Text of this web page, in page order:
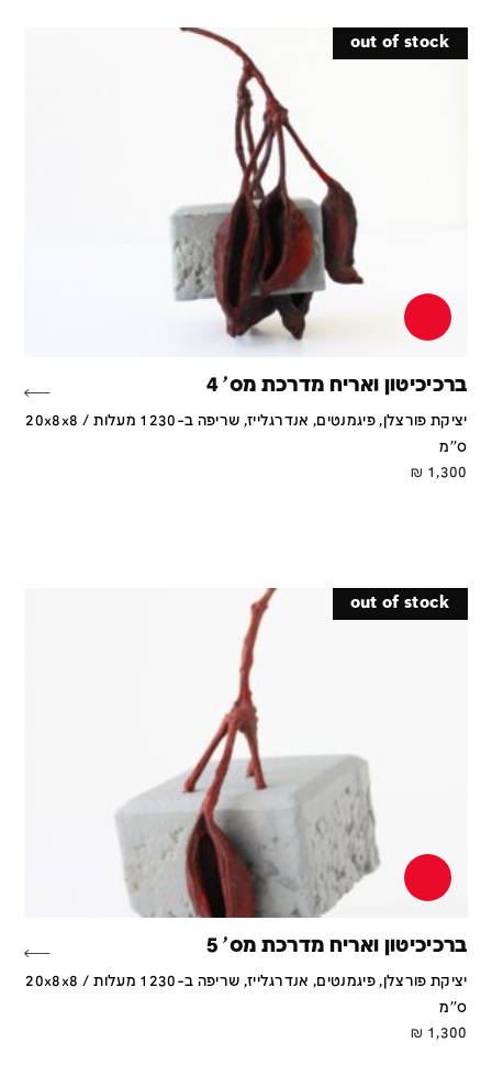
out of stock
ברכיכיטון ואריח מדרכת מס' 4
יציקת פורצלן, פיגמנטים, אנדרגלייז, שריפה ב-1230 מעלות / 20x8x8
ס''מ
1,300
₪
out of stock
ברכיכיטון ואריח מדרכת מס' 5
יציקת פורצלן, פיגמנטים, אנדרגלייז, שריפה ב-1230 מעלות / 20x8x8
ס''מ
1,300
₪